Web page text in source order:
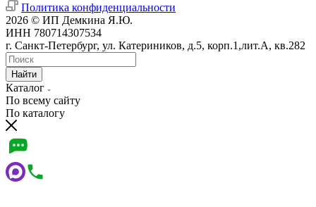
Политика конфиденциальности
2026 © ИП Демкина Я.Ю.
ИНН 780714307534
г. Санкт-Петербург, ул. Катериников, д.5, корп.1,лит.А, кв.282
Найти
Каталог
По всему сайту
По каталогу